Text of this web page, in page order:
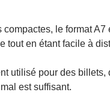
le format
tout en étant facile à
utilisé pour des
est suffisant.